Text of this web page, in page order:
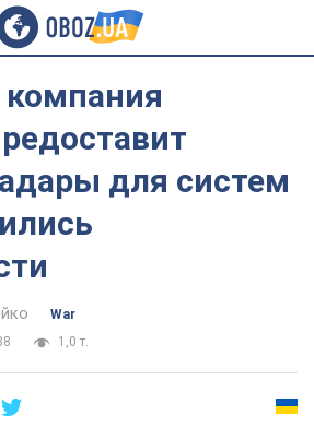
для систем
War
1,0 т.